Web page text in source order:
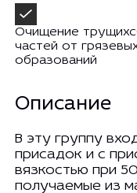
Очищение
частей от
образований
Описание
В эту группу
присадок и с
вязкостью при
получаемые из